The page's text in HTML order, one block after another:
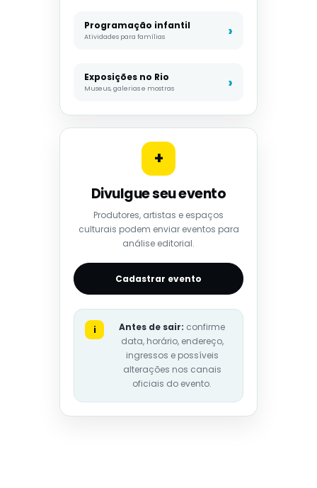
Programação infantil
Atividades para famílias
Exposições no Rio
Museus, galerias e mostras
+
Divulgue seu evento
Produtores, artistas e espaços
culturais podem enviar eventos para
análise editorial.
Cadastrar evento
i Antes de sair: confirme
data, horário, endereço,
ingressos e possíveis
alterações nos canais
oficiais do evento.